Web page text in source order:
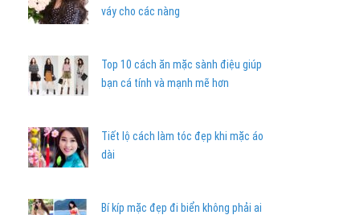
váy cho các nàng
Top 10 cách ăn mặc sành điệu giúp
bạn cá tính và mạnh mẽ hơn
Tiết lộ cách làm tóc đẹp khi mặc áo
dài
Bí kíp mặc đẹp đi biển không phải ai